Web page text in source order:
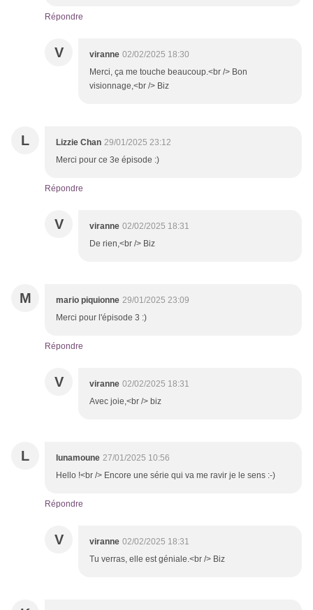
Répondre
V viranne 02/02/2025 18:30
Merci, ça me touche beaucoup.<br /> Bon
visionnage,<br /> Biz
L Lizzie Chan 29/01/2025 23:12
Merci pour ce 3e épisode :)
Répondre
V viranne 02/02/2025 18:31
De rien,<br /> Biz
M mario piquionne 29/01/2025 23:09
Merci pour l'épisode 3 :)
Répondre
V viranne 02/02/2025 18:31
Avec joie,<br /> biz
L lunamoune 27/01/2025 10:56
Hello !<br /> Encore une série qui va me ravir je le sens :-)
Répondre
V viranne 02/02/2025 18:31
Tu verras, elle est géniale.<br /> Biz